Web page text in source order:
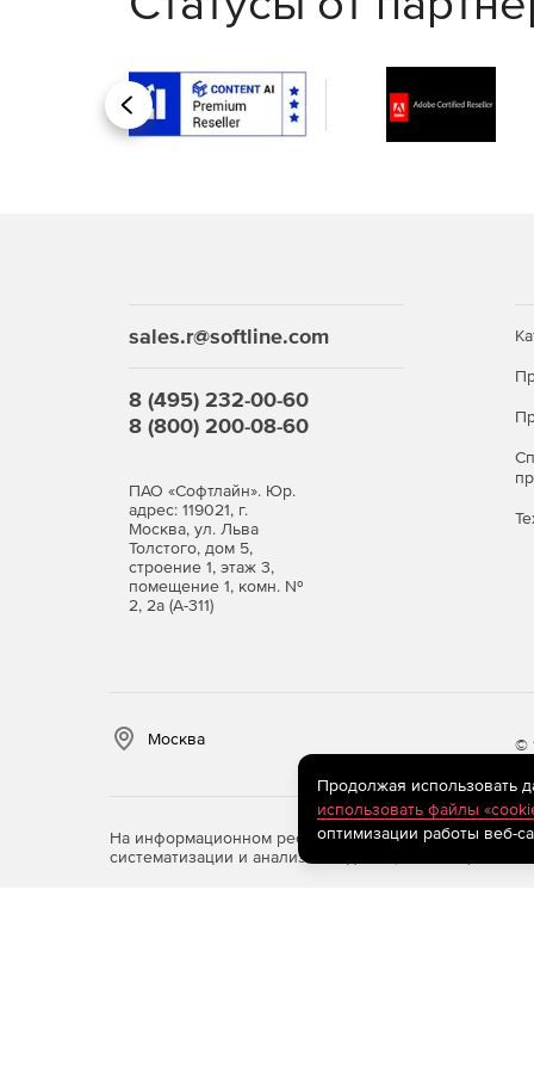
Мониторинг работоспособности и
состояния входящих в ЦОД физических
Онлайн миграция дисков ВМ между
Режим обслуживания хоста.
Автоматическое резервирование
Автоматическое распределение нагрузки
Создание групп ВМ из шаблонов.
Клонирование ВМ.
Режим запуска ВМ только для чтения — без
Статус подключения к консоли ВМ.
Назад
sales.r@softline.com
8 (495) 232-00-60
8 (800) 200-08-60
ПАО «Софтлайн». Юр.
адрес: 119021, г.
Москва, ул. Льва
Толстого, дом 5,
строение 1, этаж 3,
помещение 1, комн. №
2, 2а (А-311)
Москва ©
На информационном ресурсе store.softline.ru
систематизации и анализа сведений, относящихся
Продолжая использовать
использовать файлы
оптимизации работы веб-